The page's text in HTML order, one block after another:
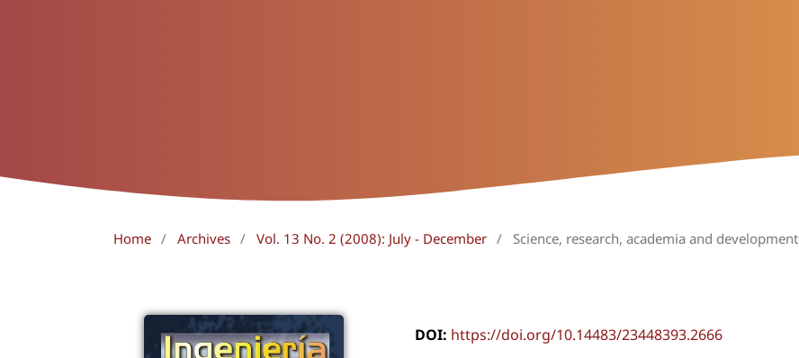
Home / Archives / Vol. 13 No. 2 (2008): July - December / Science, research, academia and development
DOI: https://doi.org/10.14483/23448393.2666